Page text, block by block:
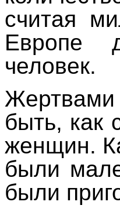
считая
Европе
человек.
быть, как
женщин.
были
были